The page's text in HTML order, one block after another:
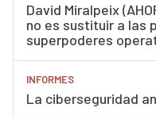
David Miralpeix
no es sustituir a las
superpoderes
INFORMES
La ciberseguridad